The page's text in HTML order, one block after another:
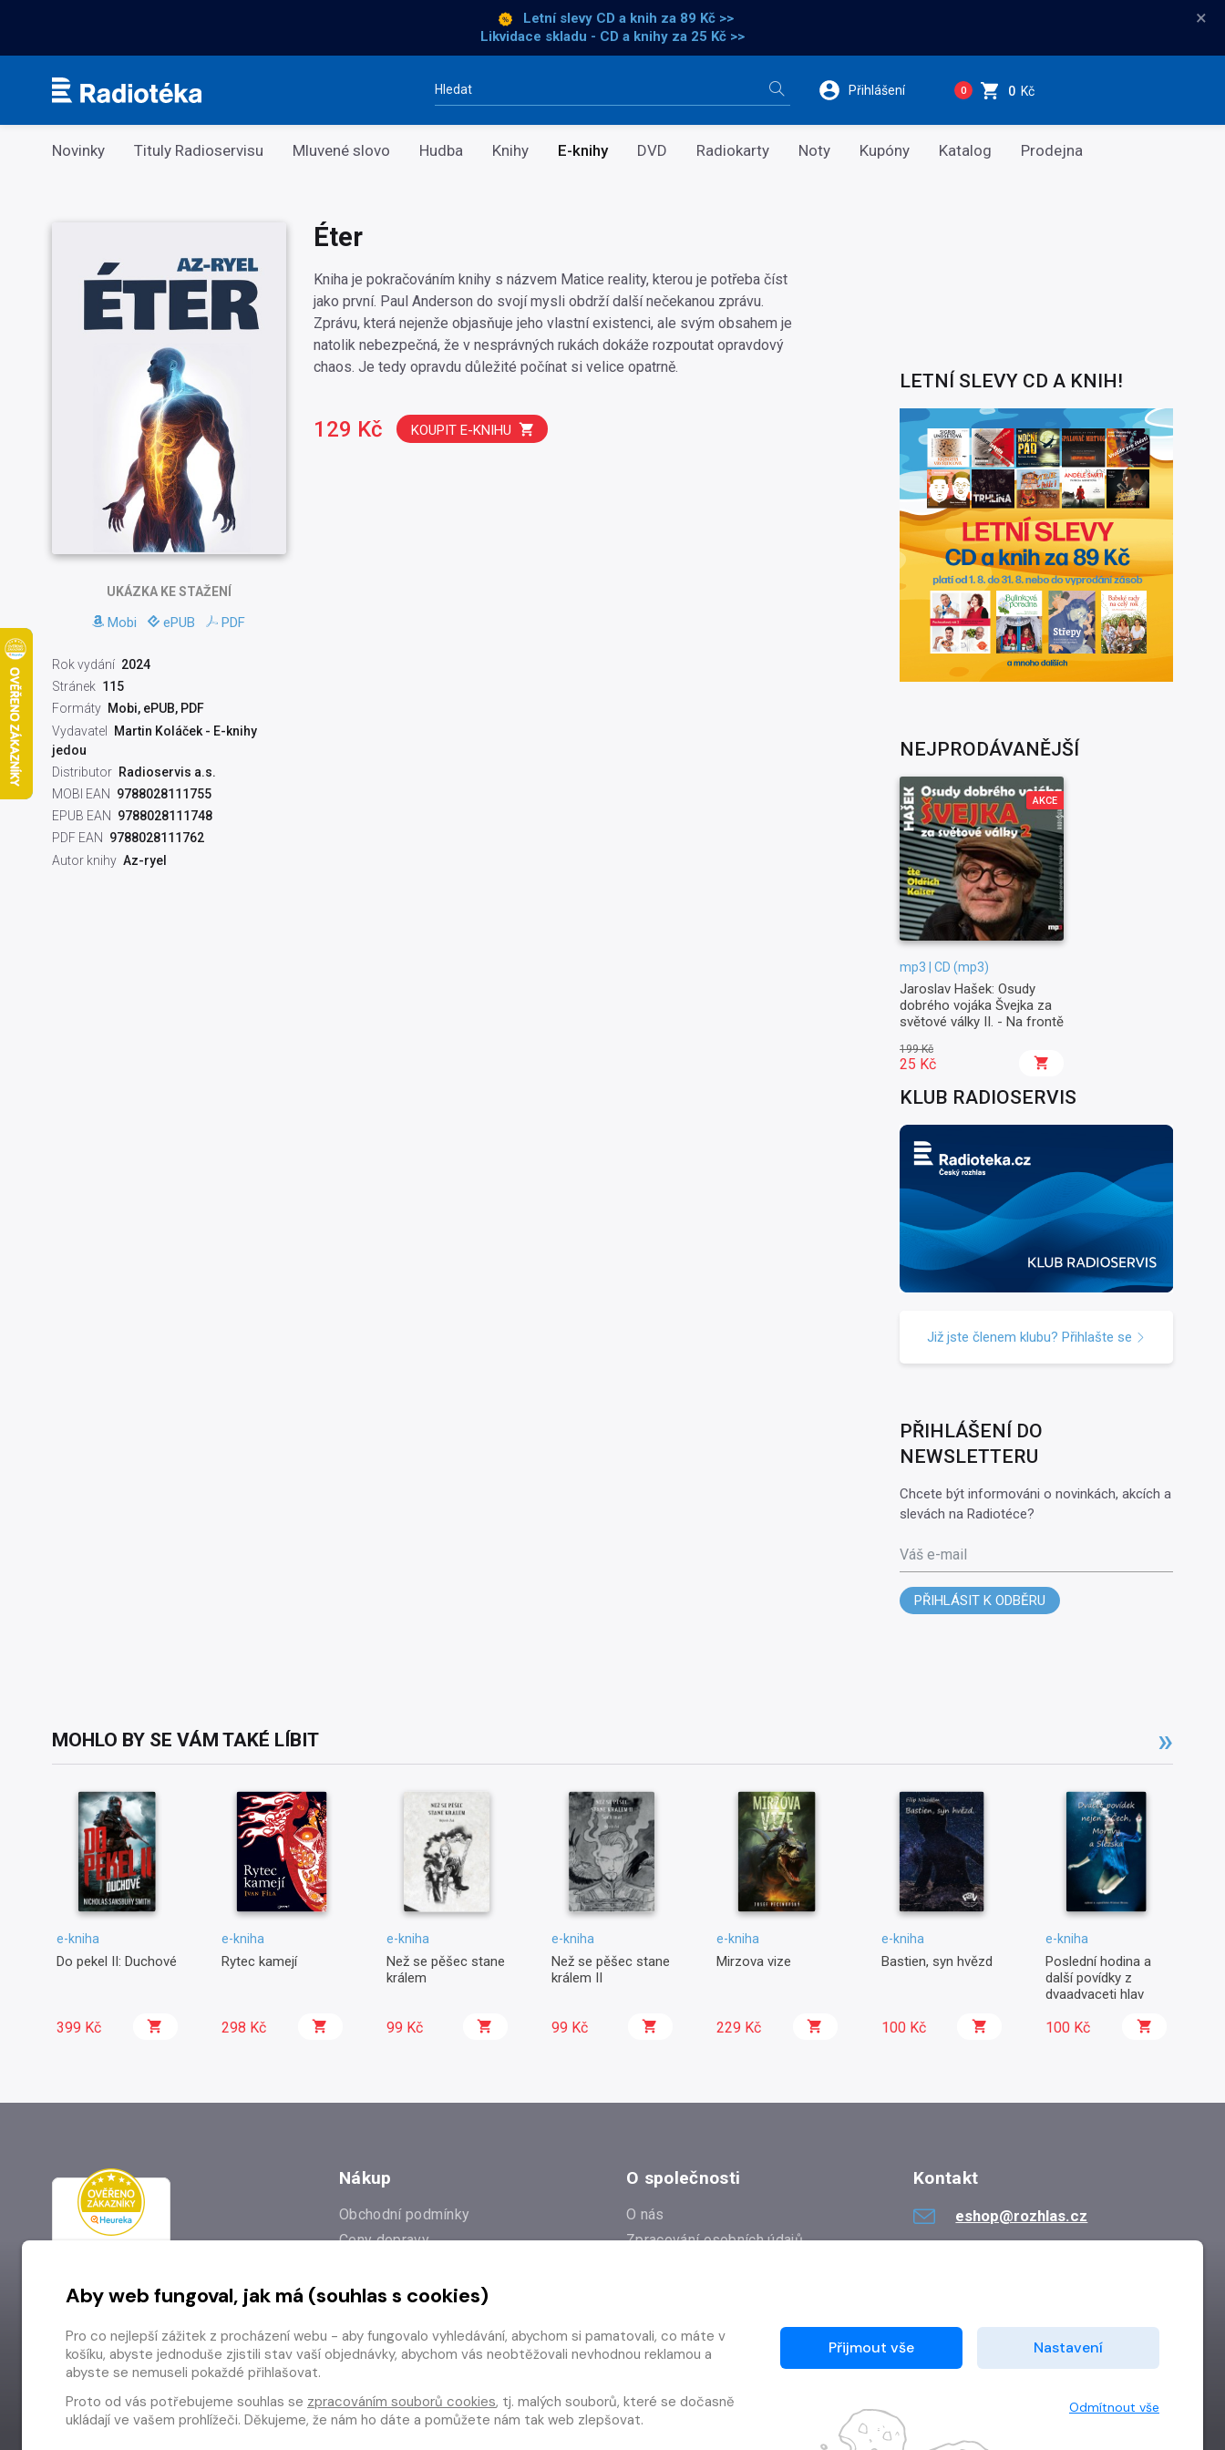
Letní slevy CD a knih za 89 Kč >>
Likvidace skladu - CD a knihy za 25 Kč >>
×
Vyhledávání Přihlášení 0 0 Kč
Kategorie
Novinky Tituly Radioservisu Mluvené slovo Hudba Knihy E-knihy DVD Radiokarty Noty Kupóny Katalog Prodejna
UKÁZKAKE STAŽENÍ
Mobi ePUB PDF
Rok vydání 2024
Stránek 115
Formáty Mobi, ePUB, PDF
Vydavatel Martin Koláček - E-knihy
jedou
Distributor Radioservis a.s.
MOBI EAN
9788028111755
EPUB EAN
9788028111748
PDF EAN
9788028111762
Autor knihy Az-ryel
Éter
Kniha je pokračováním knihy s názvem Matice reality, kterou je potřeba číst
jako první. Paul Anderson do svojí mysli obdrží další nečekanou zprávu.
Zprávu, která nejenže objasňuje jeho vlastní existenci, ale svým obsahem je
natolik nebezpečná, že v nesprávných rukách dokáže rozpoutat opravdový
chaos. Je tedy opravdu důležité počínat si velice opatrně.
129 Kč KOUPIT E-KNIHU
LETNÍ SLEVY CD A KNIH!
NEJPRODÁVANĚJŠÍ
AKCE
mp3 | CD (mp3)
Jaroslav Hašek: Osudy
dobrého vojáka Švejka za
světové války II. - Na frontě
199 Kč
25 Kč
KLUB RADIOSERVIS
Již jste členem klubu? Přihlašte se
PŘIHLÁŠENÍ DO
NEWSLETTERU
Chcete být informováni o novinkách, akcích a
slevách na Radiotéce?
Váš e-mail
PŘIHLÁSIT K ODBĚRU
MOHLO BY SE VÁM TAKÉ LÍBIT
e-kniha
Do pekel II: Duchové
399 Kč
e-kniha
Rytec kamejí
298 Kč
e-kniha
Než se pěšec stane
králem
99 Kč
e-kniha
Než se pěšec stane
králem II
99 Kč
e-kniha
Mirzova vize
229 Kč
e-kniha
Bastien, syn hvězd
100 Kč
e-kniha
Poslední hodina a
další povídky z
dvaadvaceti hlav
100 Kč
Nákup
Obchodní podmínky
Ceny dopravy
Prodejna
Odstoupení od smlouvy
O společnosti
O nás
Zpracování osobních údajů
Kontakt
eshop@rozhlas.cz
Aby web fungoval, jak má (souhlas s cookies)
Pro co nejlepší zážitek z procházení webu - aby fungovalo vyhledávání, abychom si pamatovali, co máte v
košíku, abyste jednoduše zjistili stav vaší objednávky, abychom vás neobtěžovali nevhodnou reklamou a
abyste se nemuseli pokaždé přihlašovat.
Proto od vás potřebujeme souhlas se zpracováním souborů cookies, tj. malých souborů, které se dočasně
ukládají ve vašem prohlížeči. Děkujeme, že nám ho dáte a pomůžete nám tak web zlepšovat.
Přijmout vše Nastavení
Odmítnout vše